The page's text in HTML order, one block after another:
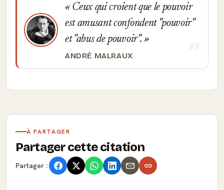
Ceux qui croient que le pouvoir
est amusant confondent "pouvoir"
et "abus de pouvoir".
ANDRÉ MALRAUX
À PARTAGER
Partager cette citation
Partager :